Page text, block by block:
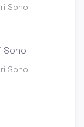
Sono
Sono